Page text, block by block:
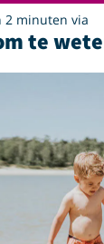
2 minuten via
te